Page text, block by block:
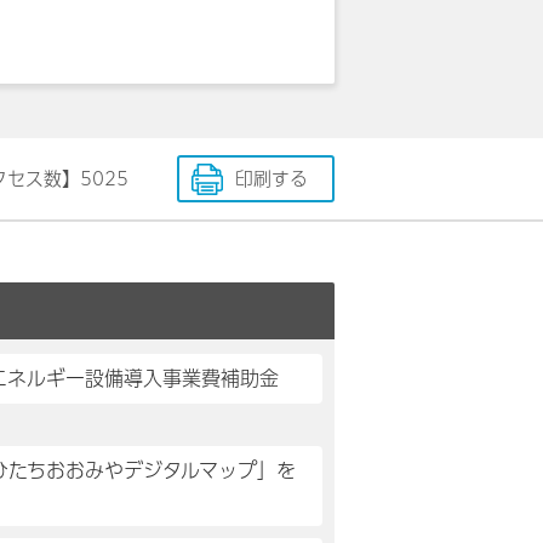
セス数】 5025 印刷する
ルギー設備導入事業費補助金
ちおおみやデジタルマップ」を